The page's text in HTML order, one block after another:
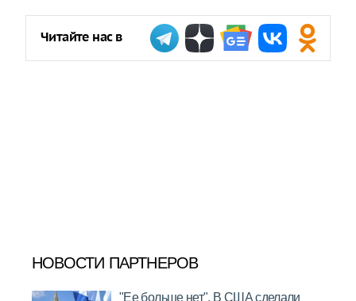
Читайте нас в